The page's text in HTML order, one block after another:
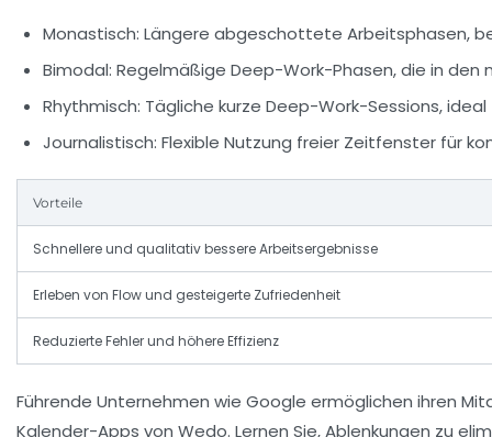
Monastisch: Längere abgeschottete Arbeitsphasen,
Bimodal: Regelmäßige Deep-Work-Phasen, die in
Rhythmisch: Tägliche kurze Deep-Work-Sessions,
Journalistisch: Flexible Nutzung freier Zeitfenster für
Vorteile
Schnellere und qualitativ bessere Arbeitsergebnisse
Erleben von Flow und gesteigerte Zufriedenheit
Reduzierte Fehler und höhere Effizienz
Führende Unternehmen wie Google ermöglichen ihren
Kalender-Apps von Wedo. Lernen Sie, Ablenkungen zu